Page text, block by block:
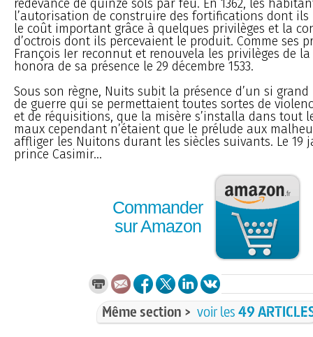
redevance de quinze sols par feu. En 1362, les
l’autorisation de construire des fortifications dont ils
le coût important grâce à quelques privilèges et la
d’octrois dont ils percevaient le produit. Comme ses
François Ier reconnut et renouvela les privilèges de la
honora de sa présence le 29 décembre 1533.
Sous son règne, Nuits subit la présence d’un si
de guerre qui se permettaient toutes sortes de
et de réquisitions, que la misère s’installa dans tout
maux cependant n’étaient que le prélude aux
affliger les Nuitons durant les siècles suivants. Le 19
prince Casimir...
Commander
sur Amazon
Même section > voir les49